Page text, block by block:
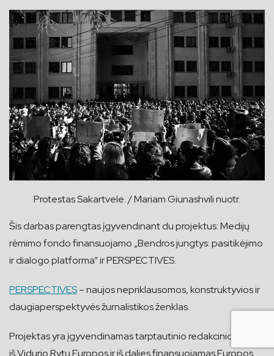
Protestas Sakartvele. / Mariam Giunashvili nuotr.
Šis darbas parengtas įgyvendinant du projektus: Medijų
rėmimo fondo finansuojamo „Bendros jungtys: pasitikėjimo
ir dialogo platforma“ ir PERSPECTIVES.
PERSPECTIVES– naujos nepriklausomos, konstruktyvios ir
daugiaperspektyvės žurnalistikos ženklas.
Projektas yra įgyvendinamas tarptautinio redakcinio tinklo